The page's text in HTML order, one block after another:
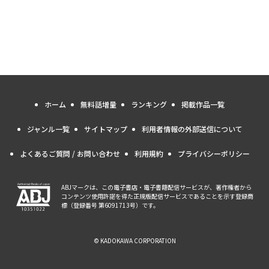
ホーム 無料話増量 ランキング 掲載作品一覧
ジャンル一覧 サイトマップ 利用者情報の外部送信について
よくあるご質問 / お問い合わせ 利用規約 プライバシーポリシー
ABJマークは、この電子書店・電子書籍配信サービスが、著作権者から
コンテンツ使用許諾を得た正規版配信サービスであることを示す登録商
標（登録番号 第6091713号）です。
© KADOKAWA CORPORATION